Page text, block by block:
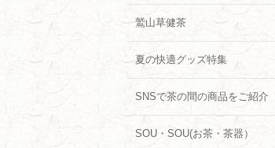
鷲山草健茶
夏の快適グッズ特集
SNSで茶の間の商品をご紹介
SOU・SOU(お茶・茶器）